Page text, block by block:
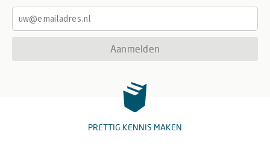
Aanmelden
PRETTIG KENNIS MAKEN